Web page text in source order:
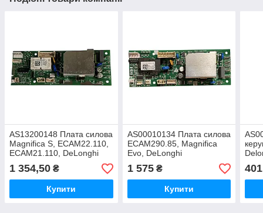
AS13200148 Плата силова
Magnifica S, ECAM22.110,
ECAM21.110, DeLonghi
1 354,50 ₴
Купити
AS00010134 Плата силова
ECAM290.85, Magnifica
Evo, DeLonghi
1 575₴
Купити